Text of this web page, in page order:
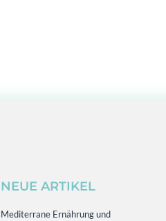
NEUE ARTIKEL
Mediterrane Ernährung und